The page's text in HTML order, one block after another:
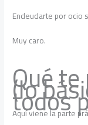
Endeudarte por ocio
Muy caro.
Qué
(lo
todos
Aquí viene la parte